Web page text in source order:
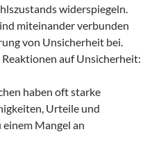
widerspiegeln.
miteinander verbunden
von Unsicherheit bei.
auf Unsicherheit:
haben oft starke
Urteile und
einem Mangel an